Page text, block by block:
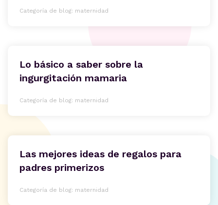
Categoría de blog: maternidad
Lo básico a saber sobre la
ingurgitación mamaria
Categoría de blog: maternidad
Las mejores ideas de regalos para
padres primerizos
Categoría de blog: maternidad